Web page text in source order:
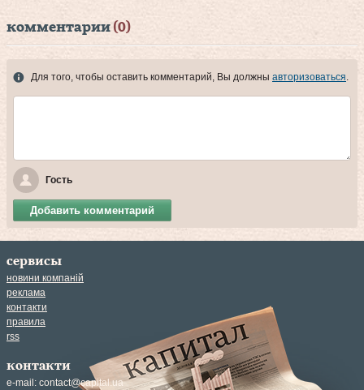
комментарии (0)
Для того, чтобы оставить комментарий, Вы должны авторизоваться.
Гость
Добавить комментарий
сервисы
новини компаній
реклама
контакти
правила
rss
контакти
e-mail: contact@capital.ua